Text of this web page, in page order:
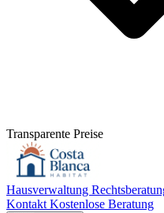
Transparente Preise
Hausverwaltung
Kontakt Kostenlose Beratung